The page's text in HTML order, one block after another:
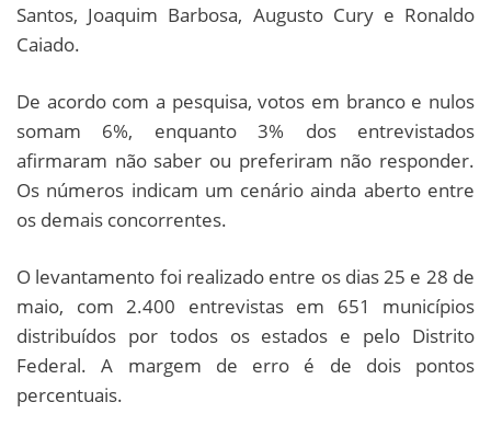
Santos, Joaquim Barbosa, Augusto Cury e Ronaldo
Caiado.
De acordo com a pesquisa, votos em branco e nulos
somam 6%, enquanto 3% dos entrevistados
afirmaram não saber ou preferiram não responder.
Os números indicam um cenário ainda aberto entre
os demais concorrentes.
O levantamento foi realizado entre os dias 25 e 28 de
maio, com 2.400 entrevistas em 651 municípios
distribuídos por todos os estados e pelo Distrito
Federal. A margem de erro é de dois pontos
percentuais.